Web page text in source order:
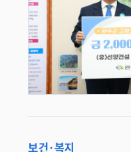
보건·복지